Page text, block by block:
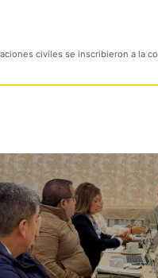
civiles se inscribieron a la